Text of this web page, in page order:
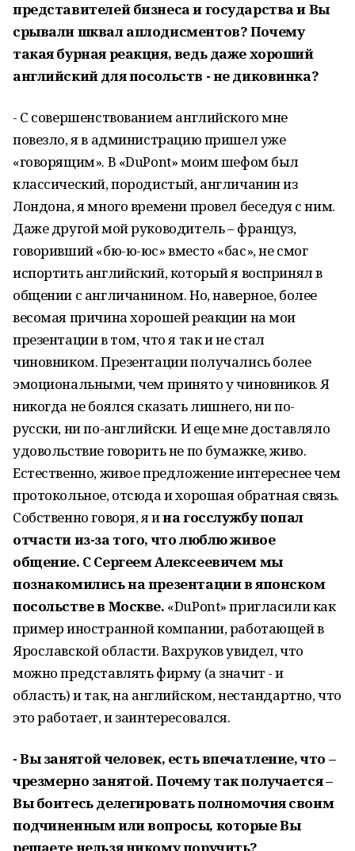
представителей бизнеса и государства и Вы
срывали шквал аплодисментов? Почему
такая бурная реакция, ведь даже хороший
английский для посольств - не диковинка?
- С совершенствованием английского мне
повезло, я в администрацию пришел уже
«говорящим». В «DuPont» моим шефом был
классический, породистый, англичанин из
Лондона, я много времени провел беседуя с ним.
Даже другой мой руководитель – француз,
говоривший «бю-ю-юс» вместо «бас», не смог
испортить английский, который я воспринял в
общении с англичанином. Но, наверное, более
весомая причина хорошей реакции на мои
презентации в том, что я так и не стал
чиновником. Презентации получались более
эмоциональными, чем принято у чиновников. Я
никогда не боялся сказать лишнего, ни по-
русски, ни по-английски. И еще мне доставляло
удовольствие говорить не по бумажке, живо.
Естественно, живое предложение интереснее чем
протокольное, отсюда и хорошая обратная связь.
Собственно говоря, я ина госслужбу попал
отчасти из-за того, что люблю живое
общение. С Сергеем Алексеевичем мы
познакомились на презентации в японском
посольстве в Москве. «DuPont» пригласили как
пример иностранной компании, работающей в
Ярославской области. Вахруков увидел, что
можно представлять фирму (а значит - и
область) и так, на английском, нестандартно, что
это работает, и заинтересовался.
- Вы занятой человек, есть впечатление, что –
чрезмерно занятой. Почему так получается –
Вы боитесь делегировать полномочия своим
подчиненным или вопросы, которые Вы